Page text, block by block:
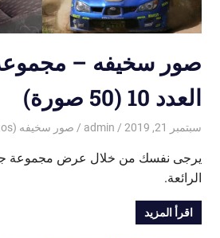
صور سخيفه –
العدد 10 (50 صورة)
سبتمبر 21, 2019 admin صور سخيفه (funny photos)
يرجى نفسك من خلال عرض مجموعة
الرائعة.
اقرأ المزيد